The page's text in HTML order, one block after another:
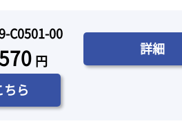
C0501-00
円
詳細
ら